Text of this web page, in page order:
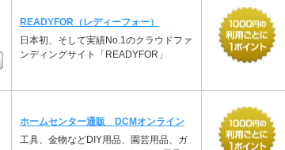
READYFOR（レディーフォー）
日本初、そして実績No.1のクラウドファ
ンディングサイト「READYFOR」
ホームセンター通販 DCMオンライン
工具、金物などDIY用品、園芸用品、ガ